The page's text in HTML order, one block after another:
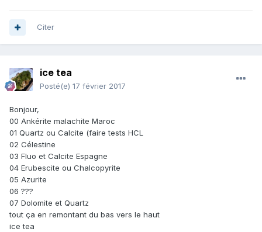
Citer
ice tea
Posté(e) 17 février 2017
Bonjour,
00 Ankérite malachite Maroc
01 Quartz ou Calcite (faire tests HCL
02 Célestine
03 Fluo et Calcite Espagne
04 Erubescite ou Chalcopyrite
05 Azurite
06 ???
07 Dolomite et Quartz
tout ça en remontant du bas vers le haut
ice tea